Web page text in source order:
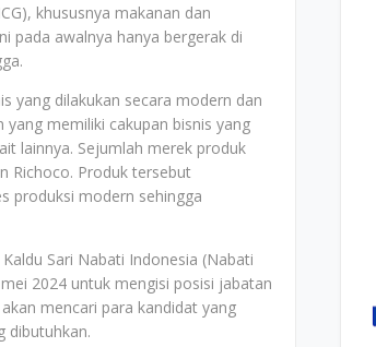
khususnya makanan dan
pada awalnya hanya bergerak di
yang dilakukan secara modern dan
memiliki cakupan bisnis yang
lainnya. Sejumlah merek produk
Richoco. Produk tersebut
produksi modern sehingga
Sari Nabati Indonesia (Nabati
2024 untuk mengisi posisi jabatan
mencari para kandidat yang
dibutuhkan.